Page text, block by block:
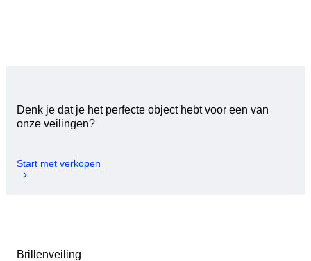
Denk je dat je het perfecte object hebt voor een van
onze veilingen?
Start met verkopen
Brillenveiling